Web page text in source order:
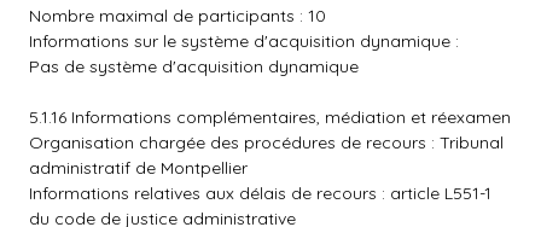
Nombre maximal de participants : 10
Informations sur le système d'acquisition dynamique :
Pas de système d'acquisition dynamique
5.1.16 Informations complémentaires, médiation et réexamen
Organisation chargée des procédures de recours : Tribunal
administratif de Montpellier
Informations relatives aux délais de recours : article L551-1
du code de justice administrative